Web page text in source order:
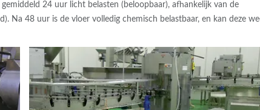
24 uur licht belasten (beloopbaar), afhankelijk van de
Na 48 uur is de vloer volledig chemisch belastbaar, en kan deze